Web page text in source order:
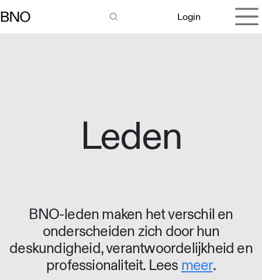
Login
Leden
BNO-leden maken het verschil en
onderscheiden zich door hun
deskundigheid, verantwoordelijkheid en
professionaliteit. Lees meer.